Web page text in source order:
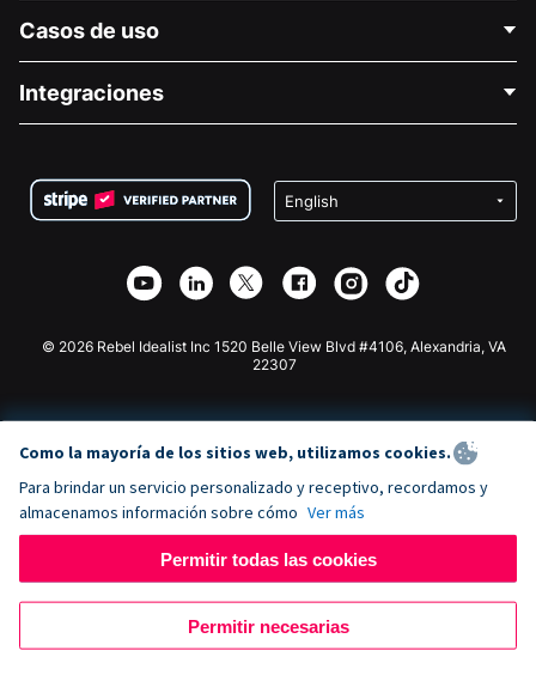
Acerca de nosotros
Carreras
Privacidad
Asociación de afiliados
Casos de uso
Recaudación de fondos para fines médicos
Recaudación de fondos para escuelas
Integraciones
Plugin de donaciones de Wix
Aplicación de donaciones de Webflow
Donaciones de Joomla
© 2026 Rebel Idealist Inc 1520 Belle View Blvd #4106, Alexandria, VA
22307
Como la mayoría de los sitios web, utilizamos cookies.
Para brindar un servicio personalizado y receptivo, recordamos y
almacenamos información sobre cómo Ver más
Permitir todas las cookies
Permitir necesarias